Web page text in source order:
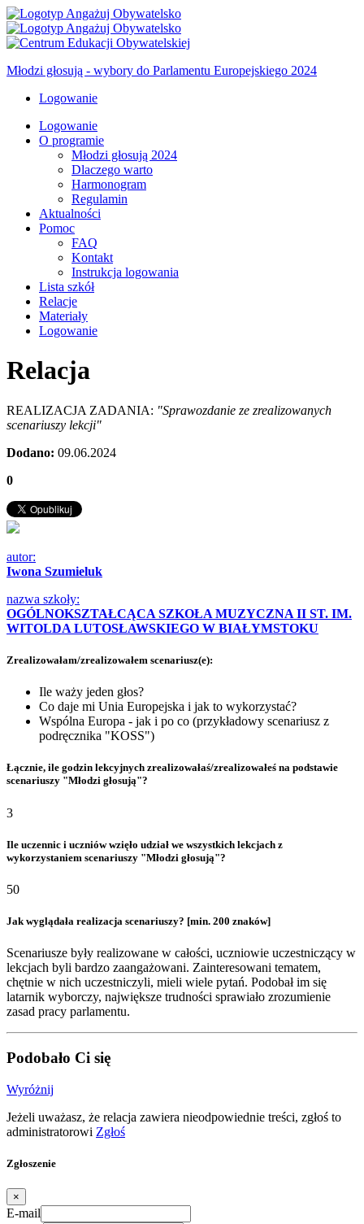
Młodzi głosują - wybory do Parlamentu Europejskiego 2024
Logowanie
Logowanie
O programie
Młodzi głosują 2024
Dlaczego warto
Harmonogram
Regulamin
Aktualności
Pomoc
FAQ
Kontakt
Instrukcja logowania
Lista szkół
Relacje
Materiały
Logowanie
Relacja
REALIZACJA ZADANIA: "Sprawozdanie ze zrealizowanych
scenariuszy lekcji"
Dodano: 09.06.2024
0
autor:
Iwona Szumieluk
nazwa szkoły:
OGÓLNOKSZTAŁCĄCA SZKOŁA MUZYCZNA II ST. IM.
WITOLDA LUTOSŁAWSKIEGO W BIAŁYMSTOKU
Zrealizowałam/zrealizowałem scenariusz(e):
Ile waży jeden głos?
Co daje mi Unia Europejska i jak to wykorzystać?
Wspólna Europa - jak i po co (przykładowy scenariusz z
podręcznika "KOSS")
Łącznie, ile godzin lekcyjnych zrealizowałaś/zrealizowałeś na podstawie
scenariuszy "Młodzi głosują"?
3
Ile uczennic i uczniów wzięło udział we wszystkich lekcjach z
wykorzystaniem scenariuszy "Młodzi głosują"?
50
Jak wyglądała realizacja scenariuszy? [min. 200 znaków]
Scenariusze były realizowane w całości, uczniowie uczestniczący w
lekcjach byli bardzo zaangażowani. Zainteresowani tematem,
chętnie w nich uczestniczyli, mieli wiele pytań. Podobał im się
latarnik wyborczy, największe trudności sprawiało zrozumienie
zasad pracy parlamentu.
Podobało Ci się
Wyróżnij
Jeżeli uważasz, że relacja zawiera nieodpowiednie treści, zgłoś to
administratorowi Zgłoś
Zgłoszenie
×
E-mail